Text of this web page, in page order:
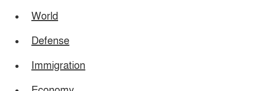
World
Defense
Immigration